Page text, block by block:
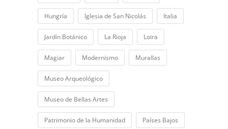
Hungría Iglesia de San Nicolás Italia
Jardín Botánico La Rioja Loira
Magiar Modernismo Murallas
Museo Arqueológico
Museo de Bellas Artes
Patrimonio de la Humanidad Países Bajos